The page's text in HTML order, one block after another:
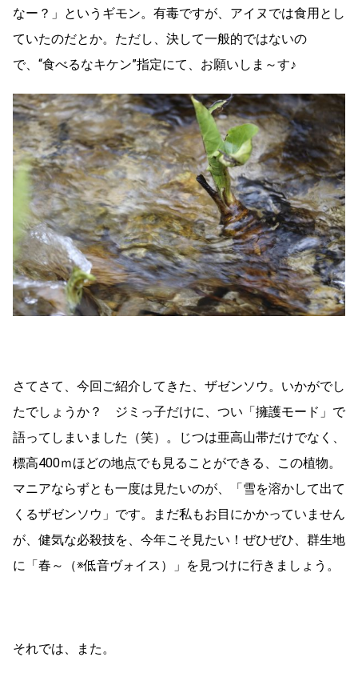
なー？」というギモン。有毒ですが、アイヌでは食用とし
ていたのだとか。ただし、決して一般的ではないの
で、“食べるなキケン”指定にて、お願いしま～す♪
さてさて、今回ご紹介してきた、ザゼンソウ。いかがでし
たでしょうか？ ジミっ子だけに、つい「擁護モード」で
語ってしまいました（笑）。じつは亜高山帯だけでなく、
標高400ｍほどの地点でも見ることができる、この植物。
マニアならずとも一度は見たいのが、「雪を溶かして出て
くるザゼンソウ」です。まだ私もお目にかかっていません
が、健気な必殺技を、今年こそ見たい！ぜひぜひ、群生地
に「春～（※低音ヴォイス）」を見つけに行きましょう。
それでは、また。